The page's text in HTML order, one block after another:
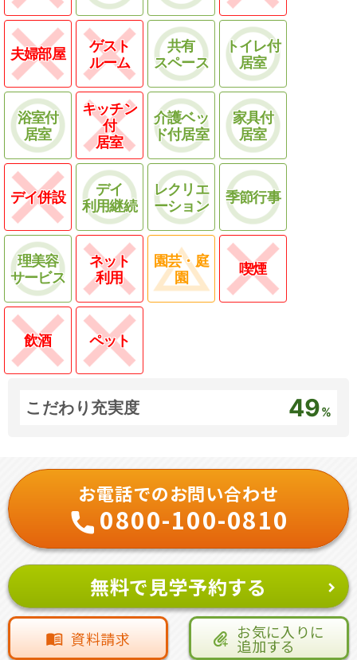
夫婦部屋
ゲスト
ルーム
共有
スペース
トイレ付
居室
浴室付
居室
キッチン
付
居室
介護ベッ
ド付居室
家具付
居室
デイ併設
デイ
利用継続
レクリエ
ーション
季節行事
理美容
サービス
ネット
利用
園芸・庭
園
喫煙
飲酒 ペット
こだわり充実度 49%
お電話でのお問い合わせ
0800-100-0810
無料で見学予約する
資料請求 お気に入りに
追加する